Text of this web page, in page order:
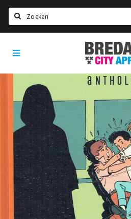
Home
Agenda
Deals
Party pics
Nieuws, interviews & blogs
Eten
Drinken
Slapen
Recreatief
Breda
City
App